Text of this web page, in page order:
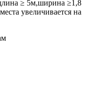
≥ 5м,ширина ≥1,8
увеличивается на